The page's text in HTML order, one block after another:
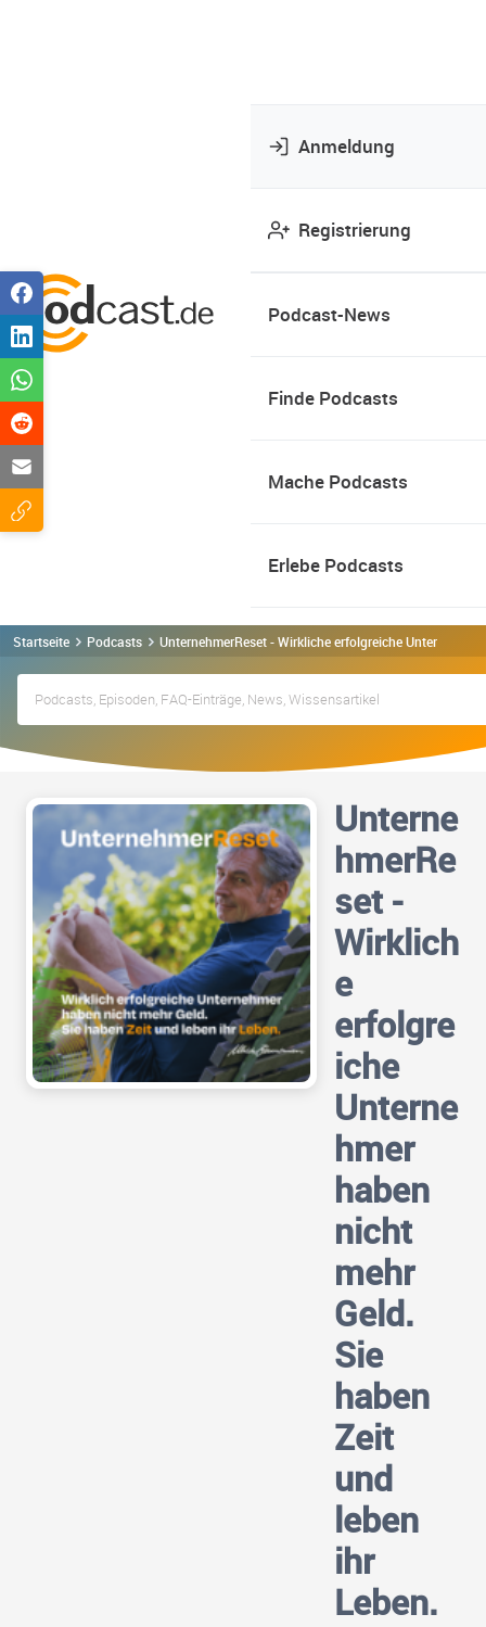
Anmeldung
Registrierung
Podcast-News
Finde Podcasts
Mache Podcasts
Erlebe Podcasts
Startseite Podcasts UnternehmerReset - Wirkliche erfolgreiche
Unterne
hmerRe
set -
Wirklich
e
erfolgre
iche
Unterne
hmer
haben
nicht
mehr
Geld.
Sie
haben
Zeit
und
leben
ihr
Leben.